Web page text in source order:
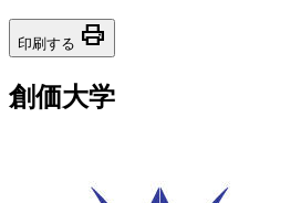
印刷する print
創価大学